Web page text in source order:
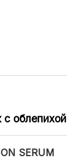
облепихой
SERUM